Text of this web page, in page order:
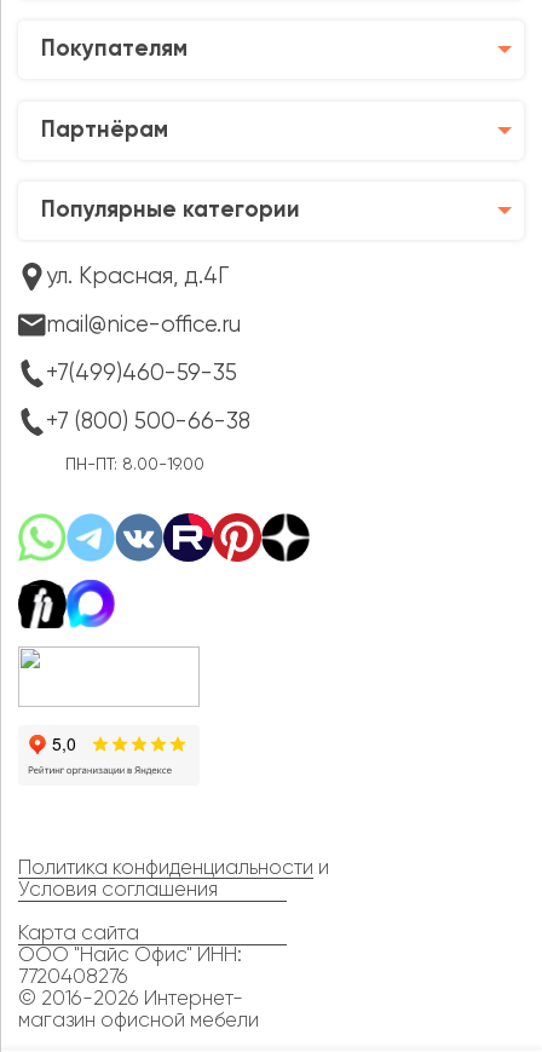
Покупателям
Партнёрам
Популярные категории
ул. Красная, д.4Г
mail@nice-office.ru
+7(499)460-59-35
+7 (800) 500-66-38
ПН-ПТ: 8.00-19.00
Политика конфиденциальности и
Условия соглашения
Карта сайта
ООО "Найс Офис" ИНН:
7720408276
© 2016-2026 Интернет-
магазин офисной мебели